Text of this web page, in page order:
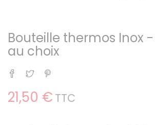
Bouteille thermos Inox
au choix
Partager
Tweet
21,50 € TTC